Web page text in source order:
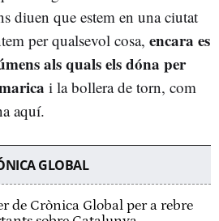
diuen que estem en una ciutat
per qualsevol cosa, encara es
als quals els dóna per
i la bollera de torn, com
aquí.
GLOBAL
de Crònica Global per a rebre